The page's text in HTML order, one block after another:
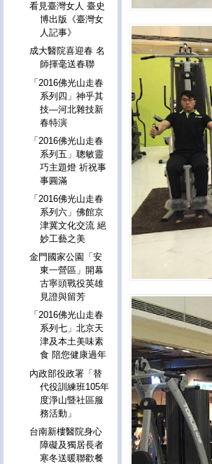
看見臺灣女人 臺史
博出版《臺灣女
人記事》
成大醫院喜迎春 名
師揮毫送春聯
「2016佛光山走春
系列四」神乎其
技—河北雜技新
春特演
「2016佛光山走春
系列五」聰敏靈
巧主題燈 祈祝事
事圓滿
「2016佛光山走春
系列六」佛館京
津冀文化交流 絕
妙工藝之美
金門國家公園「安
東一營區」開幕
古寧頭戰役英雄
見證與留芳
「2016佛光山走春
系列七」北京天
津及本土美味素
食 陪您健康過年
內政部役政署「替
代役訓練班105年
度淨山暨社區服
務活動」
台南新樓醫院身心
障礙及獨居長者
寒冬送暖聯歡餐